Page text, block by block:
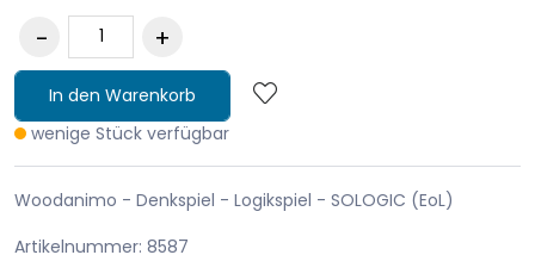
In den Warenkorb
wenige Stück verfügbar
Woodanimo - Denkspiel - Logikspiel - SOLOGIC (EoL)
Artikelnummer: 8587